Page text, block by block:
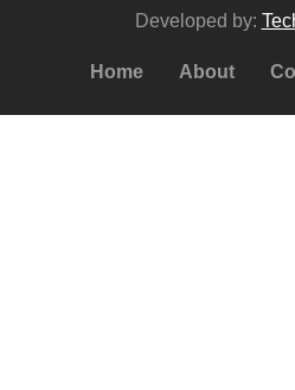
Developed by:
Home About